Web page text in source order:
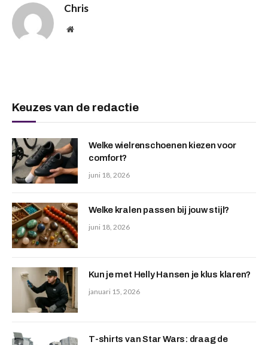
Chris
Website
Keuzes van de redactie
Welke wielrenschoenen kiezen voor
comfort?
juni 18, 2026
Welke kralen passen bij jouw stijl?
juni 18, 2026
Kun je met Helly Hansen je klus klaren?
januari 15, 2026
T-shirts van Star Wars: draag de